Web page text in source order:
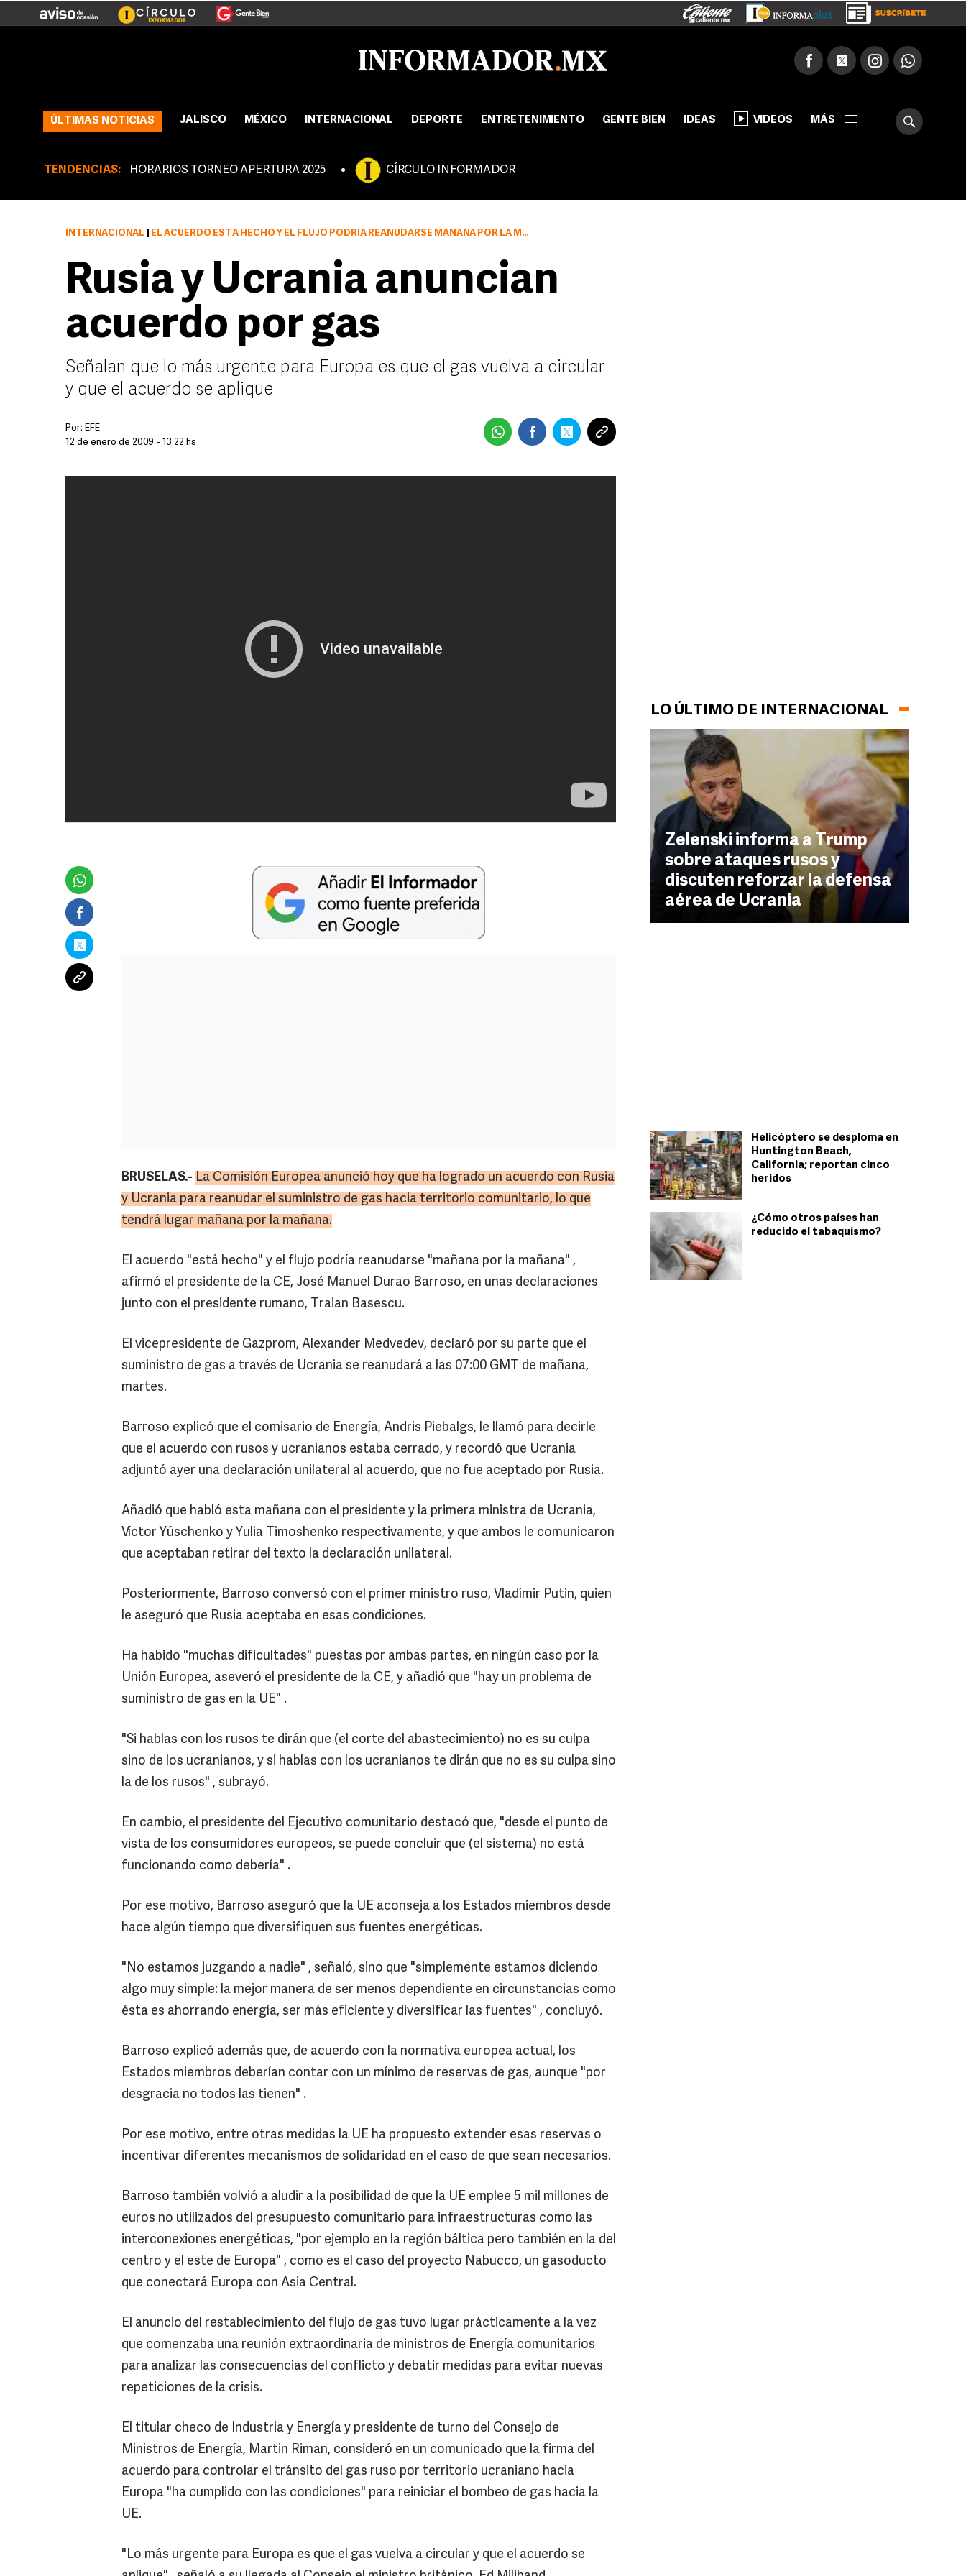
ÚLTIMAS NOTICIAS JALISCO MÉXICO INTERNACIONAL DEPORTE ENTRETENIMIENTO GENTE BIEN IDEAS VIDEOS MÁS
TENDENCIAS: HORARIOS TORNEO APERTURA 2025 CÍRCULO INFORMADOR
LO ÚLTIMO DE INTERNACIONAL
Zelenski informa a Trump
sobre ataques rusos y
discuten reforzar la defensa
aérea de Ucrania
Helicóptero se desploma en
Huntington Beach,
California; reportan cinco
heridos
¿Cómo otros países han
reducido el tabaquismo?
INTERNACIONAL EL ACUERDO ESTÁ HECHO Y EL FLUJO PODRÍA REANUDARSE MAÑANA POR LA MAÑANA, AFIRMÓ EL PRESIDENTE DE LA COMISIÓN EUROPEA
Rusia y Ucrania anuncian
acuerdo por gas
Señalan que lo más urgente para Europa es que el gas vuelva a circular
y que el acuerdo se aplique
Por: EFE
12 de enero de 2009 - 13:22 hs
BRUSELAS.- La Comisión Europea anunció hoy que ha logrado un acuerdo con Rusia
y Ucrania para reanudar el suministro de gas hacia territorio comunitario, lo que
tendrá lugar mañana por la mañana.
El acuerdo "está hecho" y el flujo podría reanudarse "mañana por la mañana" ,
afirmó el presidente de la CE, José Manuel Durao Barroso, en unas declaraciones
junto con el presidente rumano, Traian Basescu.
El vicepresidente de Gazprom, Alexander Medvedev, declaró por su parte que el
suministro de gas a través de Ucrania se reanudará a las 07:00 GMT de mañana,
martes.
Barroso explicó que el comisario de Energía, Andris Piebalgs, le llamó para decirle
que el acuerdo con rusos y ucranianos estaba cerrado, y recordó que Ucrania
adjuntó ayer una declaración unilateral al acuerdo, que no fue aceptado por Rusia.
Añadió que habló esta mañana con el presidente y la primera ministra de Ucrania,
Víctor Yúschenko y Yulia Timoshenko respectivamente, y que ambos le comunicaron
que aceptaban retirar del texto la declaración unilateral.
Posteriormente, Barroso conversó con el primer ministro ruso, Vladímir Putin, quien
le aseguró que Rusia aceptaba en esas condiciones.
Ha habido "muchas dificultades" puestas por ambas partes, en ningún caso por la
Unión Europea, aseveró el presidente de la CE, y añadió que "hay un problema de
suministro de gas en la UE" .
"Si hablas con los rusos te dirán que (el corte del abastecimiento) no es su culpa
sino de los ucranianos, y si hablas con los ucranianos te dirán que no es su culpa sino
la de los rusos" , subrayó.
En cambio, el presidente del Ejecutivo comunitario destacó que, "desde el punto de
vista de los consumidores europeos, se puede concluir que (el sistema) no está
funcionando como debería" .
Por ese motivo, Barroso aseguró que la UE aconseja a los Estados miembros desde
hace algún tiempo que diversifiquen sus fuentes energéticas.
"No estamos juzgando a nadie" , señaló, sino que "simplemente estamos diciendo
algo muy simple: la mejor manera de ser menos dependiente en circunstancias como
ésta es ahorrando energía, ser más eficiente y diversificar las fuentes" , concluyó.
Barroso explicó además que, de acuerdo con la normativa europea actual, los
Estados miembros deberían contar con un mínimo de reservas de gas, aunque "por
desgracia no todos las tienen" .
Por ese motivo, entre otras medidas la UE ha propuesto extender esas reservas o
incentivar diferentes mecanismos de solidaridad en el caso de que sean necesarios.
Barroso también volvió a aludir a la posibilidad de que la UE emplee 5 mil millones de
euros no utilizados del presupuesto comunitario para infraestructuras como las
interconexiones energéticas, "por ejemplo en la región báltica pero también en la del
centro y el este de Europa" , como es el caso del proyecto Nabucco, un gasoducto
que conectará Europa con Asia Central.
El anuncio del restablecimiento del flujo de gas tuvo lugar prácticamente a la vez
que comenzaba una reunión extraordinaria de ministros de Energía comunitarios
para analizar las consecuencias del conflicto y debatir medidas para evitar nuevas
repeticiones de la crisis.
El titular checo de Industria y Energía y presidente de turno del Consejo de
Ministros de Energía, Martin Riman, consideró en un comunicado que la firma del
acuerdo para controlar el tránsito del gas ruso por territorio ucraniano hacia
Europa "ha cumplido con las condiciones" para reiniciar el bombeo de gas hacia la
UE.
"Lo más urgente para Europa es que el gas vuelva a circular y que el acuerdo se